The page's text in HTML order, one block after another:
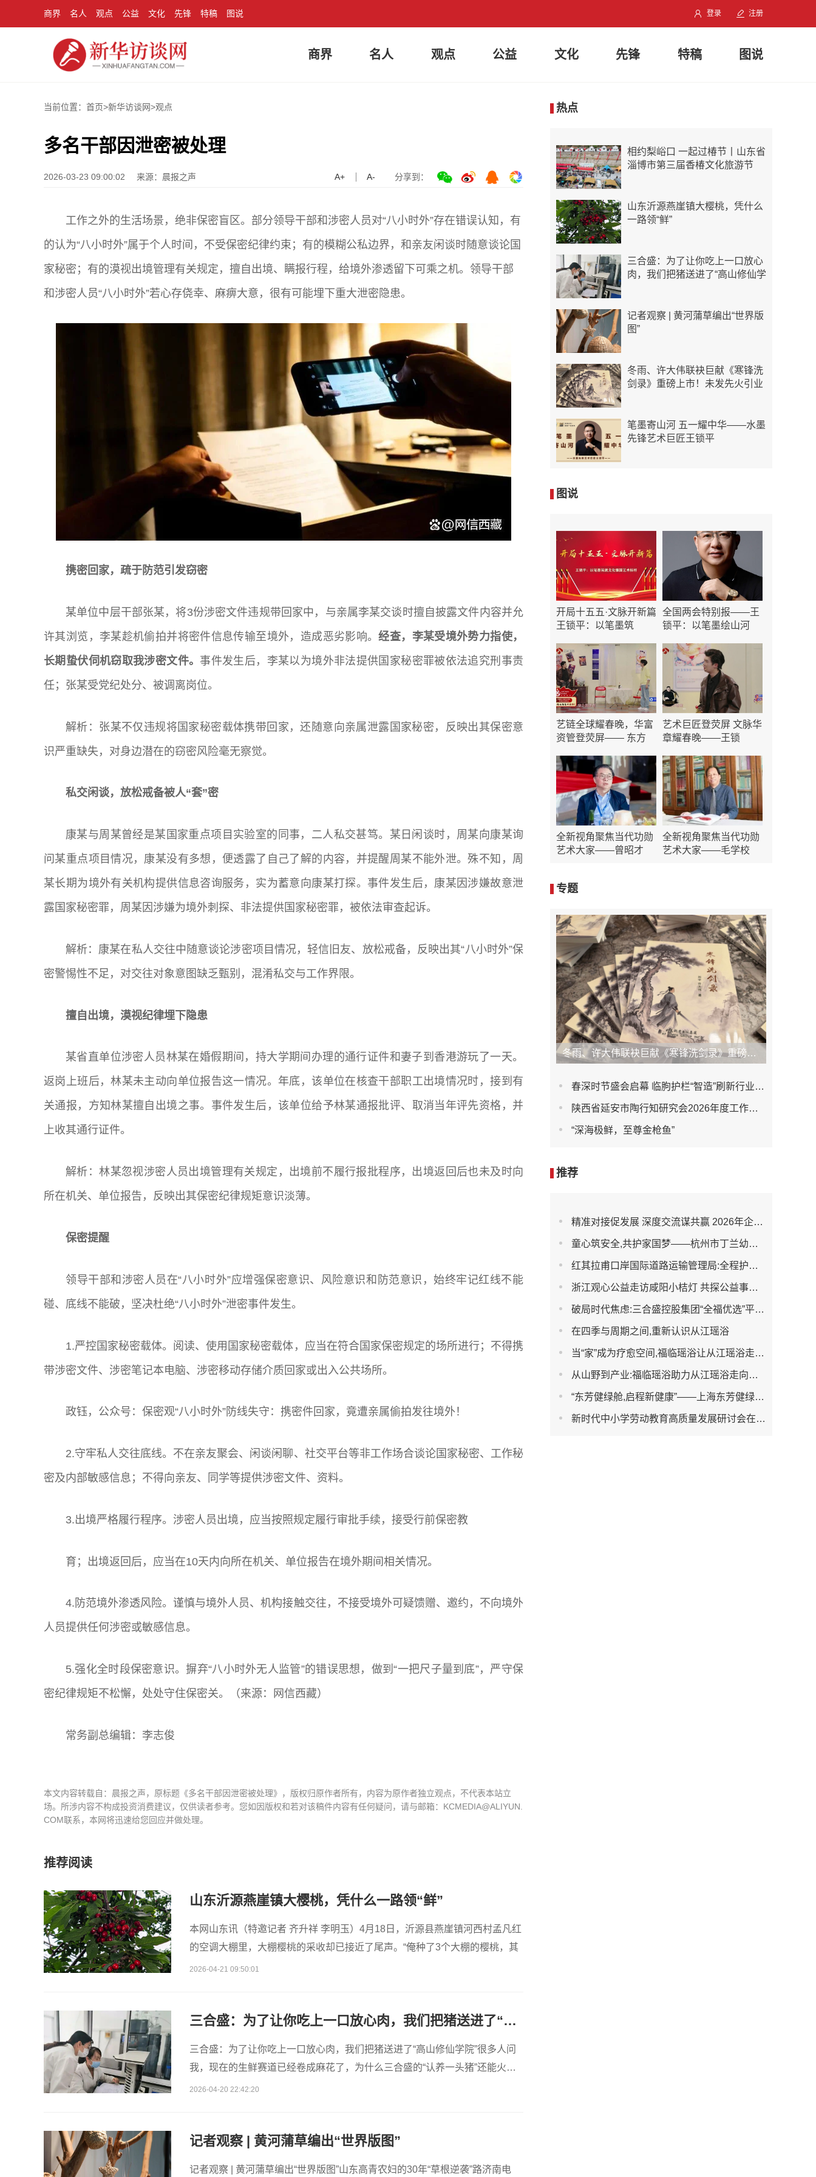
商界 名人 观点 公益 文化 先锋 特稿 图说 登录 注册
商界 名人 观点 公益 文化 先锋 特稿 图说
当前位置：首页>新华访谈网>观点
多名干部因泄密被处理
2026-03-23 09:00:02 来源：晨报之声 分享到：
A+ A-
工作之外的生活场景，绝非保密盲区。部分领导干部和涉密人员对“八小时外”存在错误认知，有
的认为“八小时外”属于个人时间，不受保密纪律约束；有的模糊公私边界，和亲友闲谈时随意谈论国
家秘密；有的漠视出境管理有关规定，擅自出境、瞒报行程，给境外渗透留下可乘之机。领导干部
和涉密人员“八小时外”若心存侥幸、麻痹大意，很有可能埋下重大泄密隐患。
携密回家，疏于防范引发窃密
某单位中层干部张某，将3份涉密文件违规带回家中，与亲属李某交谈时擅自披露文件内容并允
许其浏览，李某趁机偷拍并将密件信息传输至境外，造成恶劣影响。经查，李某受境外势力指使，
长期蛰伏伺机窃取我涉密文件。 事件发生后，李某以为境外非法提供国家秘密罪被依法追究刑事责
任；张某受党纪处分、被调离岗位。
解析：张某不仅违规将国家秘密载体携带回家，还随意向亲属泄露国家秘密，反映出其保密意
识严重缺失，对身边潜在的窃密风险毫无察觉。
私交闲谈，放松戒备被人“套”密
康某与周某曾经是某国家重点项目实验室的同事，二人私交甚笃。某日闲谈时，周某向康某询
问某重点项目情况，康某没有多想，便透露了自己了解的内容，并提醒周某不能外泄。殊不知，周
某长期为境外有关机构提供信息咨询服务，实为蓄意向康某打探。事件发生后，康某因涉嫌故意泄
露国家秘密罪，周某因涉嫌为境外刺探、非法提供国家秘密罪，被依法审查起诉。
解析：康某在私人交往中随意谈论涉密项目情况，轻信旧友、放松戒备，反映出其“八小时外”保
密警惕性不足，对交往对象意图缺乏甄别，混淆私交与工作界限。
擅自出境，漠视纪律埋下隐患
某省直单位涉密人员林某在婚假期间，持大学期间办理的通行证件和妻子到香港游玩了一天。
返岗上班后，林某未主动向单位报告这一情况。年底，该单位在核查干部职工出境情况时，接到有
关通报，方知林某擅自出境之事。事件发生后，该单位给予林某通报批评、取消当年评先资格，并
上收其通行证件。
解析：林某忽视涉密人员出境管理有关规定，出境前不履行报批程序，出境返回后也未及时向
所在机关、单位报告，反映出其保密纪律规矩意识淡薄。
保密提醒
领导干部和涉密人员在“八小时外”应增强保密意识、风险意识和防范意识，始终牢记红线不能
碰、底线不能破，坚决杜绝“八小时外”泄密事件发生。
1.严控国家秘密载体。阅读、使用国家秘密载体，应当在符合国家保密规定的场所进行；不得携
带涉密文件、涉密笔记本电脑、涉密移动存储介质回家或出入公共场所。
政钰，公众号：保密观“八小时外”防线失守：携密件回家，竟遭亲属偷拍发往境外！
2.守牢私人交往底线。不在亲友聚会、闲谈闲聊、社交平台等非工作场合谈论国家秘密、工作秘
密及内部敏感信息；不得向亲友、同学等提供涉密文件、资料。
3.出境严格履行程序。涉密人员出境，应当按照规定履行审批手续，接受行前保密教
育；出境返回后，应当在10天内向所在机关、单位报告在境外期间相关情况。
4.防范境外渗透风险。谨慎与境外人员、机构接触交往，不接受境外可疑馈赠、邀约，不向境外
人员提供任何涉密或敏感信息。
5.强化全时段保密意识。摒弃“八小时外无人监管”的错误思想，做到“一把尺子量到底”，严守保
密纪律规矩不松懈，处处守住保密关。（来源：网信西藏）
常务副总编辑：李志俊
本文内容转载自：晨报之声，原标题《多名干部因泄密被处理》，版权归原作者所有，内容为原作者独立观点，不代表本站立
场。所涉内容不构成投资消费建议，仅供读者参考。您如因版权和若对该稿件内容有任何疑问，请与邮箱：KCMEDIA@ALIYUN.
COM联系，本网将迅速给您回应并做处理。
推荐阅读
山东沂源燕崖镇大樱桃，凭什么一路领“鲜”
本网山东讯（特邀记者 齐升祥 李明玉）4月18日，沂源县燕崖镇河西村孟凡红
的空调大棚里，大棚樱桃的采收却已接近了尾声。“俺种了3个大棚的樱桃，其
2026-04-21 09:50:01
三合盛：为了让你吃上一口放心肉，我们把猪送进了“高山修仙学院”
三合盛：为了让你吃上一口放心肉，我们把猪送进了“高山修仙学院”很多人问
我，现在的生鲜赛道已经卷成麻花了，为什么三合盛的“认养一头猪”还能火成
这样？答案其实很简单
2026-04-20 22:42:20
记者观察 | 黄河蒲草编出“世界版图”
记者观察 | 黄河蒲草编出“世界版图”山东高青农妇的30年“草根逆袭”路济南电
热点
相约梨峪口 一起过椿节丨山东省
淄博市第三届香椿文化旅游节
山东沂源燕崖镇大樱桃，凭什么
一路领“鲜”
三合盛：为了让你吃上一口放心
肉，我们把猪送进了“高山修仙学
记者观察 | 黄河蒲草编出“世界版
图”
冬雨、许大伟联袂巨献《寒锋洗
剑录》重磅上市！未发先火引业
笔墨寄山河 五一耀中华——水墨
先锋艺术巨匠王锁平
图说
开局十五五·文脉开新篇
王锁平：以笔墨筑
全国两会特别报——王
锁平：以笔墨绘山河
艺链全球耀春晚，华富
资管登荧屏—— 东方
艺术巨匠登荧屏 文脉华
章耀春晚——王锁
全新视角聚焦当代功勋
艺术大家——曾昭才
全新视角聚焦当代功勋
艺术大家——毛学校
专题
冬雨、许大伟联袂巨献《寒锋洗剑录》重磅上市！未发先火引业界瞩目，丹心侠骨再掀武侠热潮
春深时节盛会启幕 临朐护栏“智造”刷新行业新高度
陕西省延安市陶行知研究会2026年度工作会议召开
“深海极鲜，至尊金枪鱼”
推荐
精准对接促发展 深度交流谋共赢 2026年企业投融资交流活动第二期圆满举行
童心筑安全,共护家国梦——杭州市丁兰幼儿园全民国家安全教育日宣传活动
红其拉甫口岸国际道路运输管理局:全程护航大件设备出境 筑牢跨境运输安全防线
浙江观心公益走访咸阳小桔灯 共探公益事业可持续发展新路径
破局时代焦虑:三合盛控股集团“全福优选”平台正式启航
在四季与周期之间,重新认识从江瑶浴
当“家”成为疗愈空间,福临瑶浴让从江瑶浴走进日常生活
从山野到产业:福临瑶浴助力从江瑶浴走向共赢之路
“东芳健绿舱,启程新健康”——上海东芳健绿AI智能养身舱品牌发布会圆满成功
新时代中小学劳动教育高质量发展研讨会在杭州濮家小学教育集团笕新校区举办